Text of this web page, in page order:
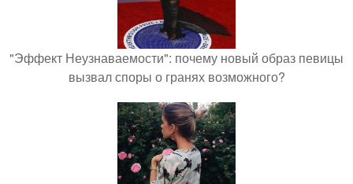
"Эффект Неузнаваемости": почему новый образ певицы
вызвал споры о гранях возможного?